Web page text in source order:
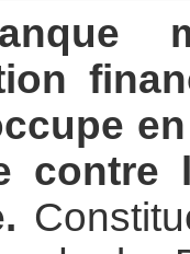
contre